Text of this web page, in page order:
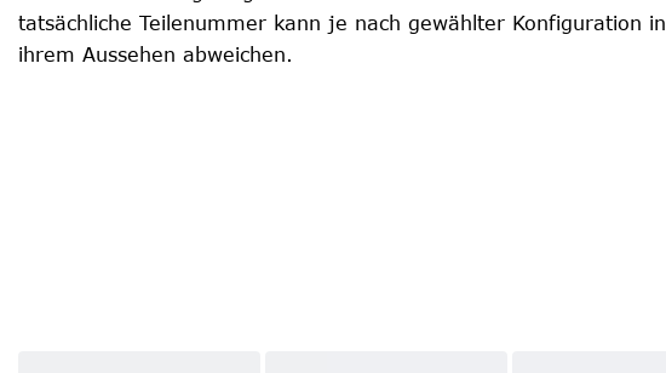
tatsächliche Teilenummer kann je nach gewählter Konfiguration in
ihrem Aussehen abweichen.